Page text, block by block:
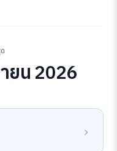
ยน 2026
›